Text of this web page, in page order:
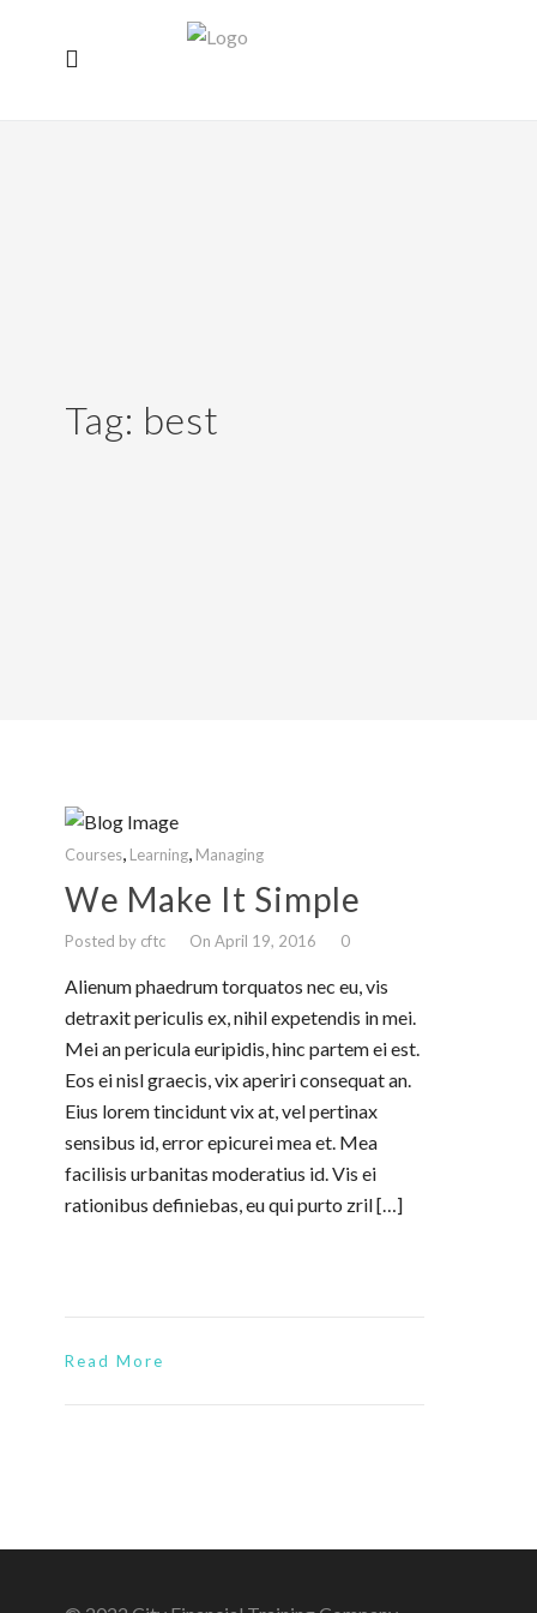
Tag: best
Courses, Learning, Managing
We Make It Simple
Posted by cftc On April 19, 2016 0
Alienum phaedrum torquatos nec eu, vis
detraxit periculis ex, nihil expetendis in mei.
Mei an pericula euripidis, hinc partem ei est.
Eos ei nisl graecis, vix aperiri consequat an.
Eius lorem tincidunt vix at, vel pertinax
sensibus id, error epicurei mea et. Mea
facilisis urbanitas moderatius id. Vis ei
rationibus definiebas, eu qui purto zril […]
Read More